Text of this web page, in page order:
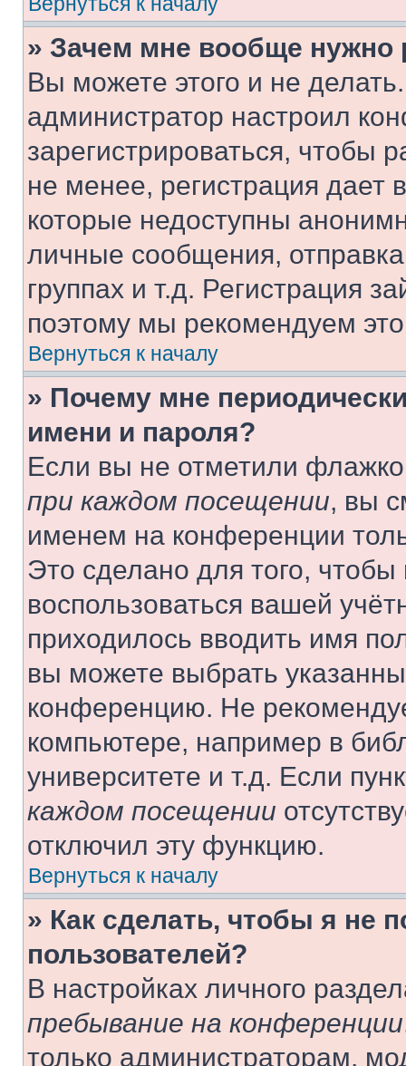
» Зачем мне вообще нужно
Вы можете этого и не
администратор настроил
зарегистрироваться, чтобы
не менее, регистрация
которые недоступны
личные сообщения,
группах и т.д. Регистрация
поэтому мы рекомендуем
Вернуться к началу
» Почему мне
имени и пароля?
Если вы не отметили
при каждом посещении, вы
именем на конференции
Это сделано для того, чтобы
воспользоваться вашей
приходилось вводить имя
вы можете выбрать
конференцию. Не
компьютере, например в
университете и т.д. Если
каждом посещении
отключил эту функцию.
Вернуться к началу
» Как сделать, чтобы я не
пользователей?
В настройках личного
пребывание на конференции
только администраторам,